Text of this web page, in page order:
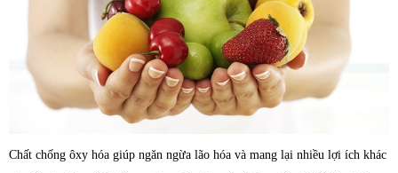
Chất chống ôxy hóa giúp ngăn ngừa lão hóa và mang lại nhiều lợi ích khác